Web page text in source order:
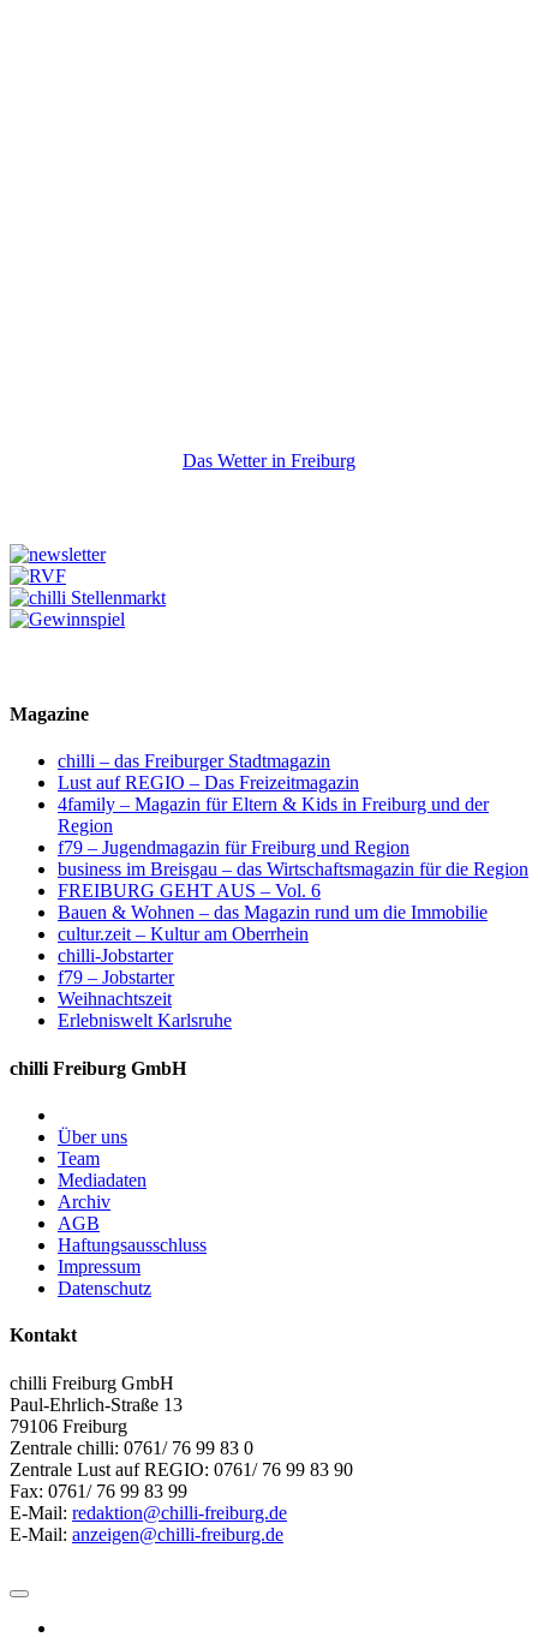
Das Wetter in Freiburg
Magazine
chilli – das Freiburger Stadtmagazin
Lust auf REGIO – Das Freizeitmagazin
4family – Magazin für Eltern & Kids in Freiburg und der
Region
f79 – Jugendmagazin für Freiburg und Region
business im Breisgau – das Wirtschaftsmagazin für die Region
FREIBURG GEHT AUS – Vol. 6
Bauen & Wohnen – das Magazin rund um die Immobilie
cultur.zeit – Kultur am Oberrhein
chilli-Jobstarter
f79 – Jobstarter
Weihnachtszeit
Erlebniswelt Karlsruhe
chilli Freiburg GmbH
Über uns
Team
Mediadaten
Archiv
AGB
Haftungsausschluss
Impressum
Datenschutz
Kontakt
chilli Freiburg GmbH
Paul-Ehrlich-Straße 13
79106 Freiburg
Zentrale chilli: 0761/ 76 99 83 0
Zentrale Lust auf REGIO: 0761/ 76 99 83 90
Fax: 0761/ 76 99 83 99
E-Mail: redaktion@chilli-freiburg.de
E-Mail: anzeigen@chilli-freiburg.de